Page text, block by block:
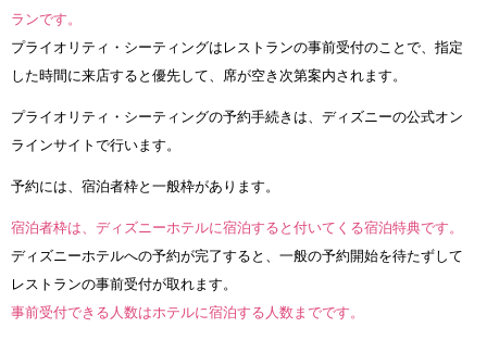
ランです。
プライオリティ・シーティングはレストランの事前受付のことで、指定
した時間に来店すると優先して、席が空き次第案内されます。
プライオリティ・シーティングの予約手続きは、ディズニーの公式オン
ラインサイトで行います。
予約には、宿泊者枠と一般枠があります。
宿泊者枠は、ディズニーホテルに宿泊すると付いてくる宿泊特典です。
ディズニーホテルへの予約が完了すると、一般の予約開始を待たずして
レストランの事前受付が取れます。
事前受付できる人数はホテルに宿泊する人数までです。